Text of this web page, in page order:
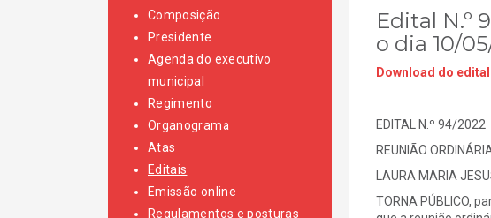
Composição
Presidente
Agenda do executivo
municipal
Regimento
Organograma
Atas
Editais
Emissão online
Regulamentos e posturas
Edital N.º
o dia 10/
Download do
EDITAL N.º 94/2022
REUNIÃO
LAURA MARIA
TORNA PÚBLICO,